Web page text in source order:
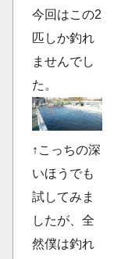
今回はこの2
匹しか釣れ
ませんでし
た。
↑こっちの深
いほうでも
試してみま
したが、全
然僕は釣れ